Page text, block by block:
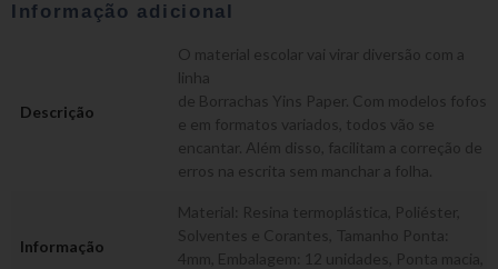
Informação adicional
Descrição
O material escolar vai virar diversão com a
linha
de Borrachas Yins Paper. Com modelos fofos
e em formatos variados, todos vão se
encantar. Além disso, facilitam a correção de
erros na escrita sem manchar a folha.
Informação
Material: Resina termoplástica, Poliéster,
Solventes e Corantes, Tamanho Ponta:
4mm, Embalagem: 12 unidades, Ponta macia,